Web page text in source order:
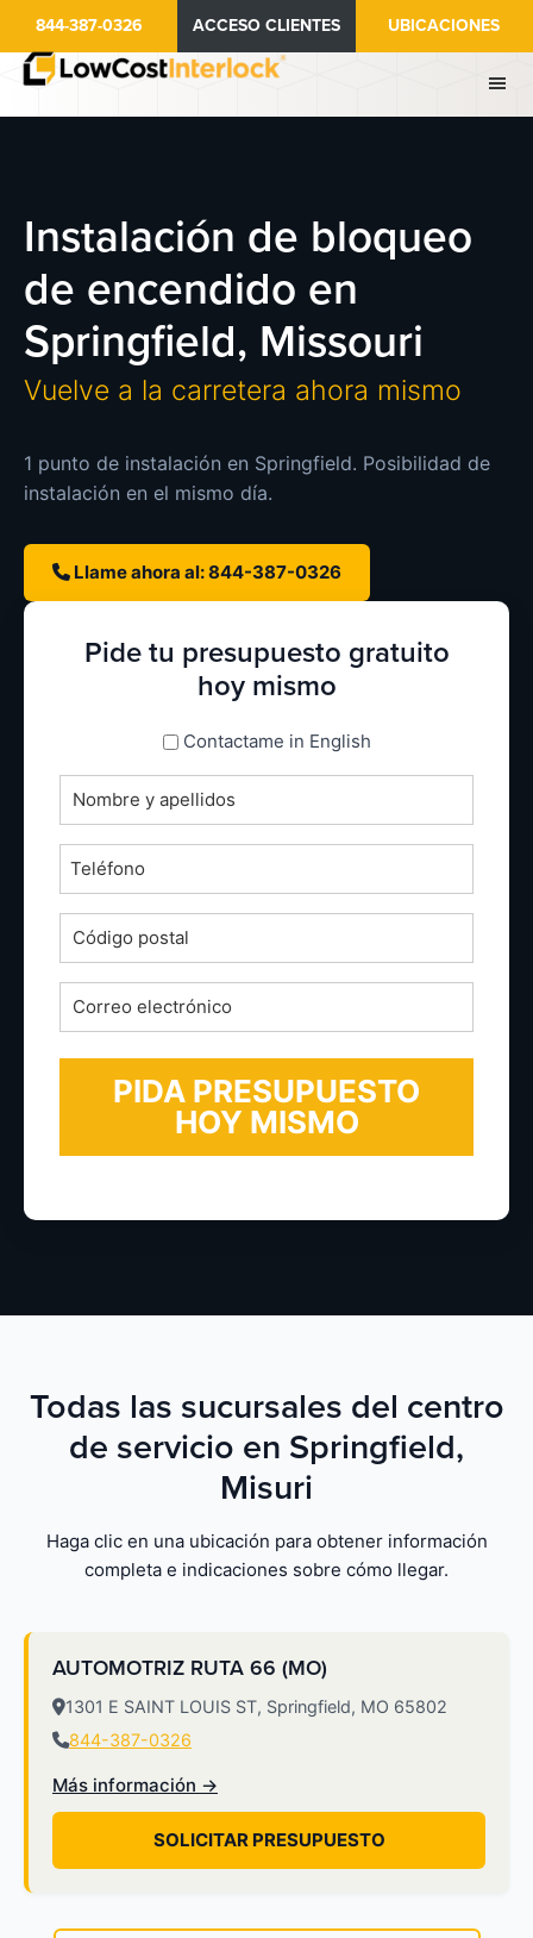
contenido
844-387-0326 ACCESO CLIENTES UBICACIONES
Instalación de bloqueo
de encendido en
Springfield, Missouri
Vuelve a la carretera ahora mismo
1 punto de instalación en Springfield. Posibilidad de
instalación en el mismo día.
Llame ahora al: 844-387-0326
Pide tu presupuesto gratuito
hoy mismo
espanol_espanolContactame in English
Nombre
completo
*Teléfono
Código
postal
*Correo
electrónico
*
Todas las sucursales del centro
de servicio en Springfield,
Misuri
Haga clic en una ubicación para obtener información
completa e indicaciones sobre cómo llegar.
AUTOMOTRIZ RUTA 66 (MO)
1301 E SAINT LOUIS ST, Springfield, MO 65802
844-387-0326
Más información →
SOLICITAR PRESUPUESTO